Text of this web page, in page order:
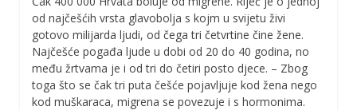
od najčešćih vrsta glavobolja s kojm u svijetu živi
gotovo milijarda ljudi, od čega tri četvrtine čine žene.
Najčešće pogađa ljude u dobi od 20 do 40 godina, no
među žrtvama je i od tri do četiri posto djece. – Zbog
toga što se čak tri puta češće pojavljuje kod žena nego
kod muškaraca, migrena se povezuje i s hormonima.